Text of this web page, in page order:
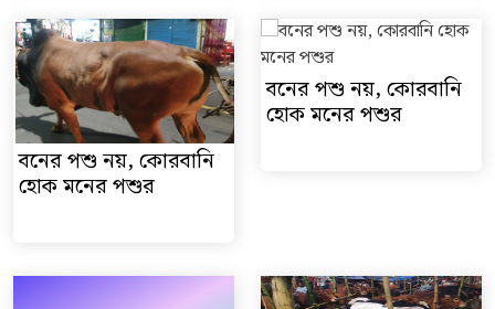
বনের পশু নয়, কোরবানি
হোক মনের পশুর
বনের পশু নয়, কোরবানি
হোক মনের পশুর